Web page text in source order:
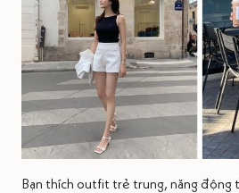
Bạn thích outfit trẻ trung, năng động